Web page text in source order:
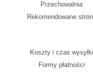
Przechowalnia
Rekomendowane
Koszty i czas wysyłki
Formy płatności